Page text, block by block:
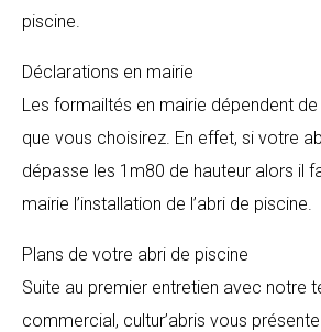
piscine.
Déclarations en mairie
Les formailtés en mairie dépendent de
que vous choisirez. En effet, si votre
dépasse les 1m80 de hauteur alors il
mairie l’installation de l’abri de piscine.
Plans de votre abri de piscine
Suite au premier entretien avec notre
commercial, cultur’abris vous